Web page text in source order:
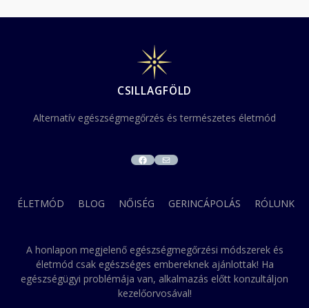
CSILLAGFÖLD
Alternatív egészségmegőrzés és természetes életmód
FACEBOOK
MAIL
ÉLETMÓD BLOG NŐISÉG GERINCÁPOLÁS RÓLUNK
A honlapon megjelenő egészségmegőrzési módszerek és
életmód csak egészséges embereknek ajánlottak! Ha
egészségügyi problémája van, alkalmazás előtt konzultáljon
kezelőorvosával!